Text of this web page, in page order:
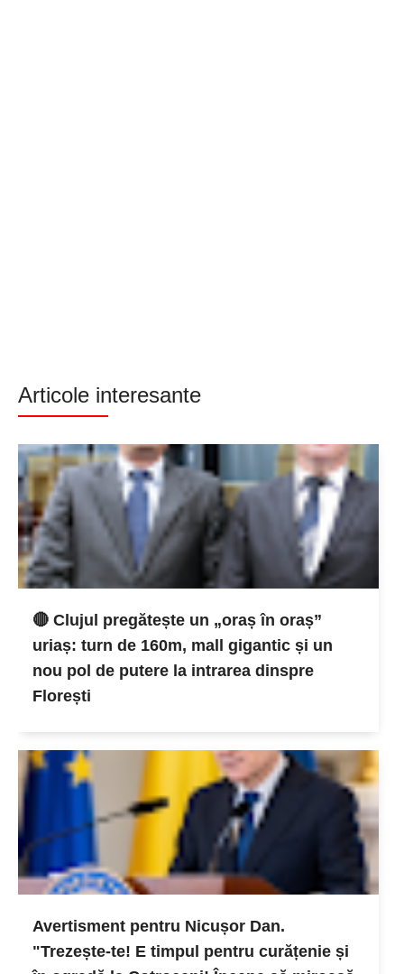
Articole interesante
🔴 Clujul pregătește un „oraș în oraș”
uriaș: turn de 160m, mall gigantic și un
nou pol de putere la intrarea dinspre
Florești
Avertisment pentru Nicușor Dan.
"Trezește-te! E timpul pentru curățenie și